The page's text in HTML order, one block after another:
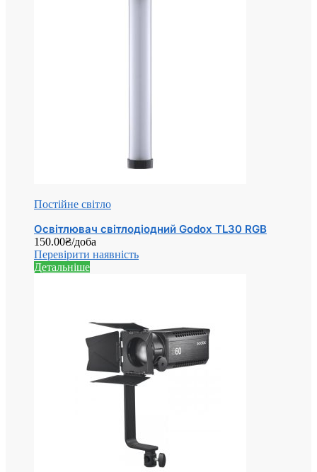
Постійне світло
Освітлювач світлодіодний Godox TL30 RGB
150.00₴/доба
Перевірити наявність
Детальніше